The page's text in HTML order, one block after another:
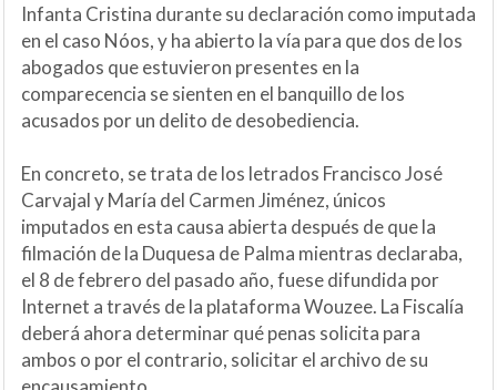
Infanta Cristina durante su declaración como imputada
en el caso Nóos, y ha abierto la vía para que dos de los
abogados que estuvieron presentes en la
comparecencia se sienten en el banquillo de los
acusados por un delito de desobediencia.
En concreto, se trata de los letrados Francisco José
Carvajal y María del Carmen Jiménez, únicos
imputados en esta causa abierta después de que la
filmación de la Duquesa de Palma mientras declaraba,
el 8 de febrero del pasado año, fuese difundida por
Internet a través de la plataforma Wouzee. La Fiscalía
deberá ahora determinar qué penas solicita para
ambos o por el contrario, solicitar el archivo de su